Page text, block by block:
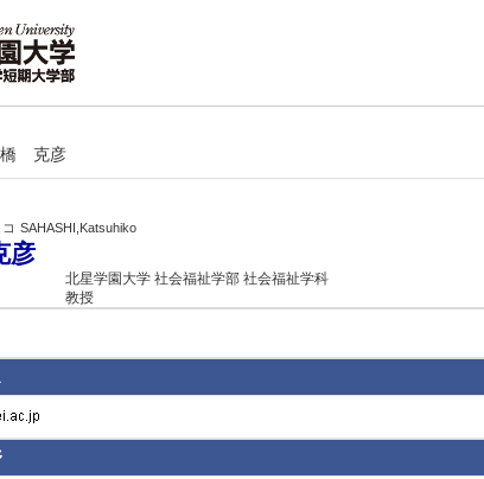
橋 克彦
SAHASHI,Katsuhiko
彦
北星学園大学 社会福祉学部 社会福祉学科
教授